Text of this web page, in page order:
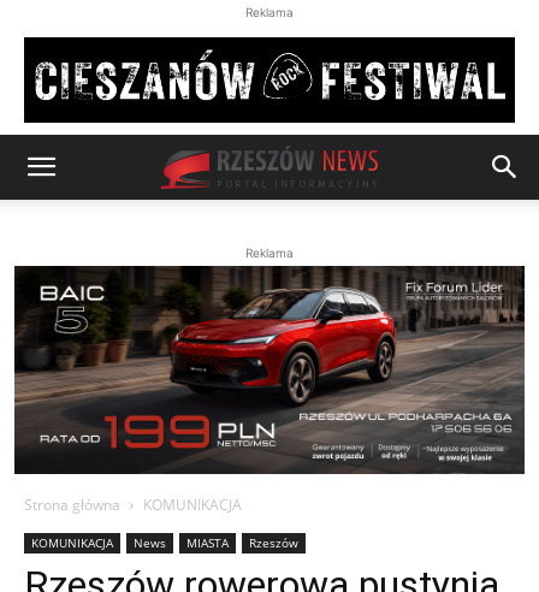
Reklama
Reklama
Strona główna KOMUNIKACJA
KOMUNIKACJA News MIASTA Rzeszów